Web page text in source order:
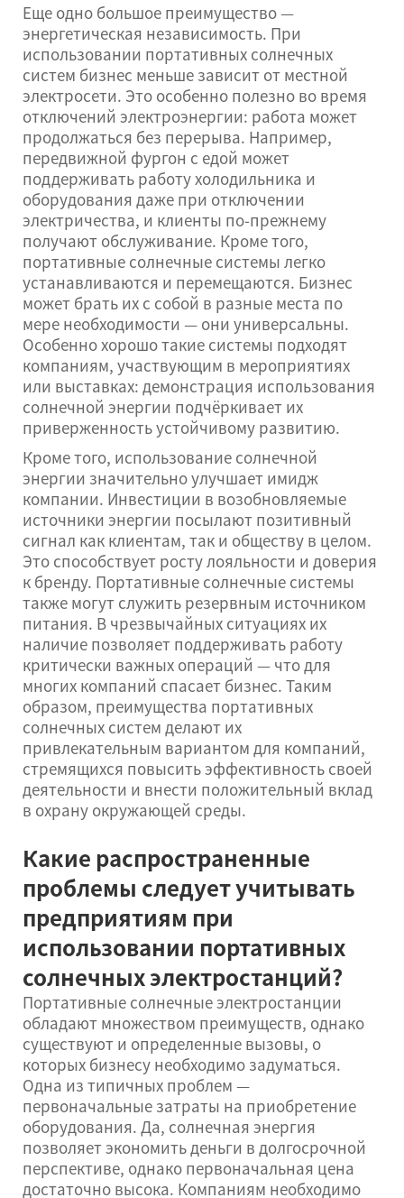
Еще одно большое преимущество —
энергетическая независимость. При
использовании портативных солнечных
систем бизнес меньше зависит от местной
электросети. Это особенно полезно во время
отключений электроэнергии: работа может
продолжаться без перерыва. Например,
передвижной фургон с едой может
поддерживать работу холодильника и
оборудования даже при отключении
электричества, и клиенты по-прежнему
получают обслуживание. Кроме того,
портативные солнечные системы легко
устанавливаются и перемещаются. Бизнес
может брать их с собой в разные места по
мере необходимости — они универсальны.
Особенно хорошо такие системы подходят
компаниям, участвующим в мероприятиях
или выставках: демонстрация использования
солнечной энергии подчёркивает их
приверженность устойчивому развитию.
Кроме того, использование солнечной
энергии значительно улучшает имидж
компании. Инвестиции в возобновляемые
источники энергии посылают позитивный
сигнал как клиентам, так и обществу в целом.
Это способствует росту лояльности и доверия
к бренду. Портативные солнечные системы
также могут служить резервным источником
питания. В чрезвычайных ситуациях их
наличие позволяет поддерживать работу
критически важных операций — что для
многих компаний спасает бизнес. Таким
образом, преимущества портативных
солнечных систем делают их
привлекательным вариантом для компаний,
стремящихся повысить эффективность своей
деятельности и внести положительный вклад
в охрану окружающей среды.
Какие распространенные
проблемы следует учитывать
предприятиям при
использовании портативных
солнечных электростанций?
Портативные солнечные электростанции
обладают множеством преимуществ, однако
существуют и определенные вызовы, о
которых бизнесу необходимо задуматься.
Одна из типичных проблем —
первоначальные затраты на приобретение
оборудования. Да, солнечная энергия
позволяет экономить деньги в долгосрочной
перспективе, однако первоначальная цена
достаточно высока. Компаниям необходимо